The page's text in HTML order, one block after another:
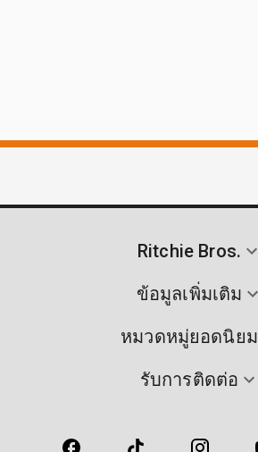
Ritchie Bros.
ข้อมูลเพิ่มเติม
หมวดหมู่ยอดนิยม
รับการติดต่อ